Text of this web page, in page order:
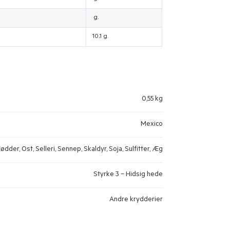
g.
10,1 g.
0,55 kg
Mexico
Ost, Selleri, Sennep, Skaldyr, Soja, Sulfitter, Æg
Styrke 3 – Hidsig hede
Andre krydderier